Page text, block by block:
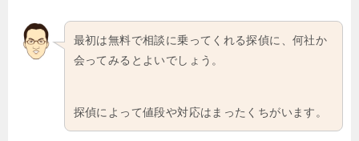
最初は無料で相談に乗ってくれる探偵に、何社か
会ってみるとよいでしょう。
探偵によって値段や対応はまったくちがいます。